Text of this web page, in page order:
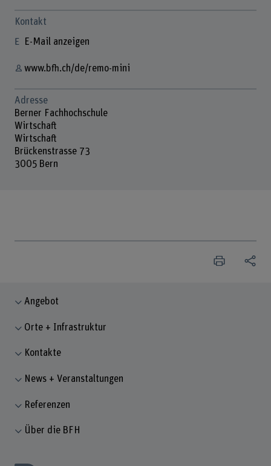
Kontakt
E-Mail anzeigen
www.bfh.ch/de/remo-mini
Adresse
Berner Fachhochschule
Wirtschaft
Wirtschaft
Brückenstrasse 73
3005 Bern
Angebot
Orte + Infrastruktur
Kontakte
News + Veranstaltungen
Referenzen
Über die BFH